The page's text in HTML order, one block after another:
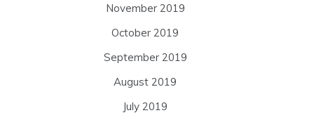
November 2019
October 2019
September 2019
August 2019
July 2019